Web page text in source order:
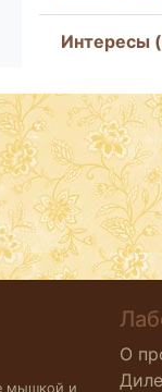
Интересы
мышкой и
О